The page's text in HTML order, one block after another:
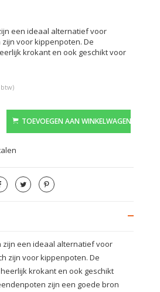
een ideaal alternatief voor
voor kippenpoten. De
krokant en ook geschikt voor
btw)
TOEVOEGEN AAN WINKELWAGEN
een ideaal alternatief voor
zijn voor kippenpoten. De
krokant en ook geschikt
zijn een goede bron